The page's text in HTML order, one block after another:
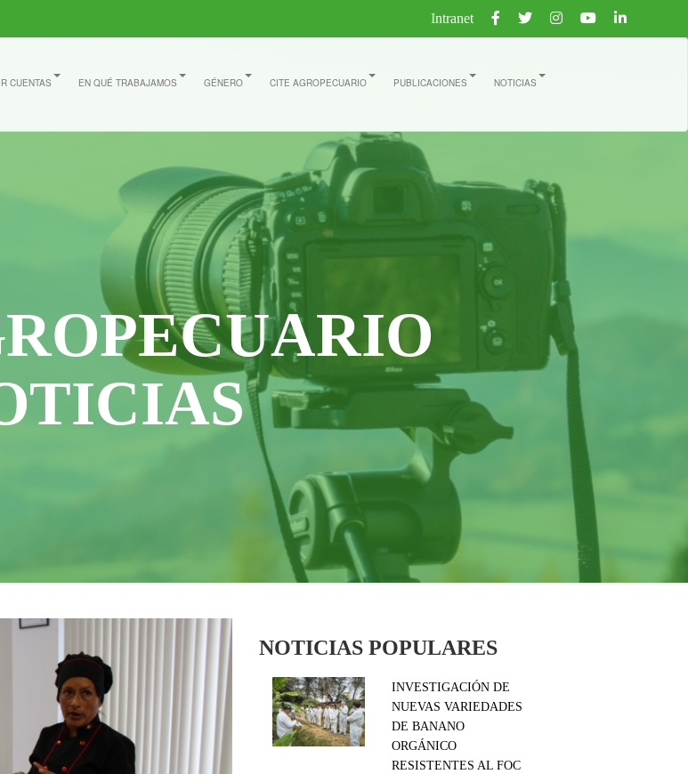
Intranet
CUENTAS EN QUÉ TRABAJAMOS GÉNERO CITE AGROPECUARIO PUBLICACIONES NOTICIAS
NOTICIAS POPULARES
INVESTIGACIÓN DE
NUEVAS VARIEDADES
DE BANANO
ORGÁNICO
RESISTENTES AL FOC